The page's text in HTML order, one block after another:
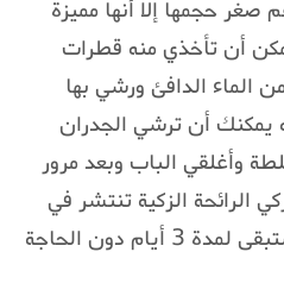
أو 4 وهي رغم صغر حجمها إلا أنها مميزة
أن تأخذي منه قطرات
الماء الدافئ ورشي بها
يمكنك أن ترشي الجدران
وأغلقي الباب وبعد مرور
الرائحة الزكية تنتشر في
كل مكان وهي رائحة زكية ستبقى لمدة 3 أيام دون الحاجة